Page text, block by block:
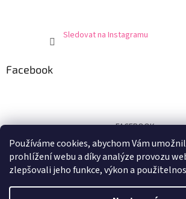
Používáme cookies, abychom Vám
prohlížení webu a díky analýze provozu
zlepšovali jeho funkce, výkon a
Sledovat na Instagramu
Facebook
FACEBOOK
Certifikát